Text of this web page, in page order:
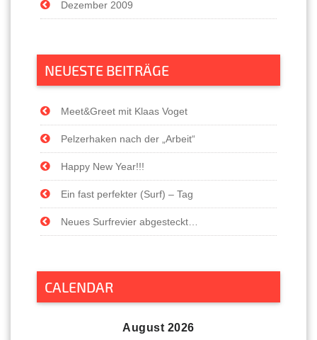
Dezember 2009
NEUESTE BEITRÄGE
Meet&Greet mit Klaas Voget
Pelzerhaken nach der „Arbeit“
Happy New Year!!!
Ein fast perfekter (Surf) – Tag
Neues Surfrevier abgesteckt…
CALENDAR
August 2026